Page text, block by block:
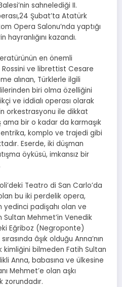
sahnelediği II.
Şubat’ta Atatürk
Opera Salonu’nda yaptığı
kazandı.
en önemli
ve librettist Cesare
alınan, Türklerle ilgili
biri olma özelliğini
ve iddialı operası olarak
orkestrasyonu ile dikkat
ama bir o kadar da karmaşık
entrika, komplo ve trajedi gibi
Eserde, iki düşman
öyküsü, imkansız bir
Teatro di San Carlo’da
bu iki perdelik opera,
yedinci padişahı olan ve
Mehmet’in Venedik
Eğriboz (Negroponte)
âşık olduğu Anna’nın
kimliğini bilmeden Fatih Sultan
Anna, babasına ve ülkesine
Mehmet’e olan aşkı
zorundadır.